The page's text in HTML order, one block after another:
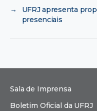
→
UFRJ apresenta
presenciais
Sala de Imprensa
Boletim Oficial da UFRJ